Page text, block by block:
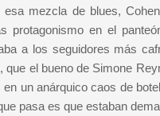
mezcla de blues,
en el
a los seguidores más
el bueno de Simone
un anárquico caos de
pasa es que estaban